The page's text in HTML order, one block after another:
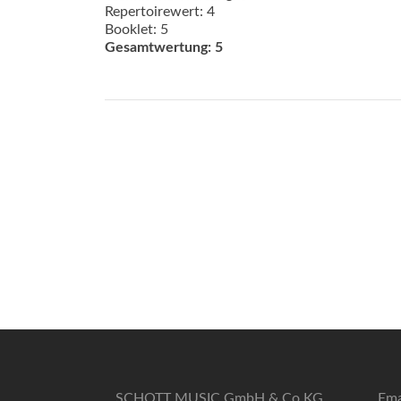
Repertoirewert: 4
Booklet: 5
Gesamtwertung: 5